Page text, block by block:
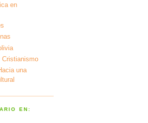
en
Cristianismo
una
EN: